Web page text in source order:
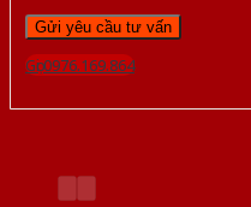
Gọi 0976.169.864